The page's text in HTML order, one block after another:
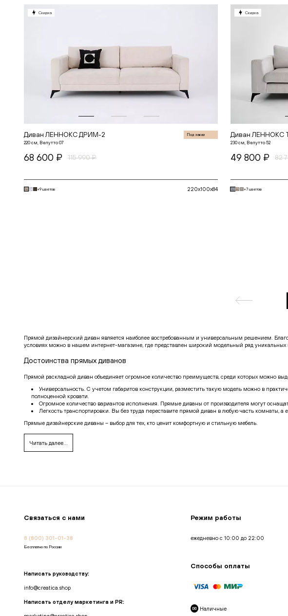
Скидка
Диван ЛЕННОКС ДРИМ-2 Под заказ
220 см, Велутто 07
68 600 ₽ 115 990 ₽
+9 цветов 220x100x84
Скидка
Диван ЛЕННОКС
230 см, Велутто 52
49 800 ₽ 82
+7 цветов
Прямой дизайнерский диван является наиболее востребованным и универсальным решением.
условиях можно в нашем интернет-магазине, где представлен широкий модельный ряд уникальных
Достоинства прямых диванов
Прямой раскладной диван объединяет огромное количество преимуществ, среди которых можно
Универсальность. С учетом габаритов конструкции, разместить такую модель можно в
полноценной кровати.
Огромное количество вариантов исполнения. Прямые диваны от производителя могут
Легкость транспортировки. Вы без труда переставите прямой диван в любую часть комнаты, а
Прямые дизайнерские диваны – выбор для тех, кто ценит комфортную и стильную мебель.
интересующие вопросы и помогут в выборе оптимального решения.
Читать далее...
Связаться с нами
8 (800) 301-01-38
Бесплатно по России
Написать руководству:
info@creatica.shop
Написать отделу маркетинга и PR:
Режим работы
ежедневно с 10:00 до 22:00
Способы оплаты
Наличные